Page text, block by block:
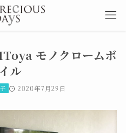
IToya モノクロームボ
ル
2020年7月29日